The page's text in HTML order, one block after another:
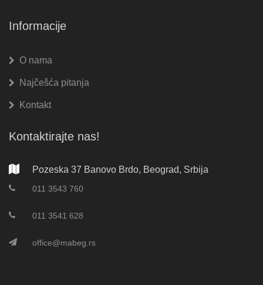
Informacije
O nama
Najčešća pitanja
Kontakt
Kontaktirajte nas!
Pozeska 37 Banovo Brdo, Beograd, Srbija
011 3543 760
011 3541 628
office@mabeg.rs